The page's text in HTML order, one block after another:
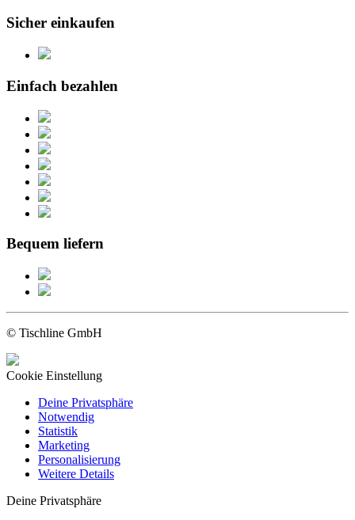
Sicher einkaufen
Einfach bezahlen
Bequem liefern
© Tischline GmbH
Cookie Einstellung
Deine Privatsphäre
Notwendig
Statistik
Marketing
Personalisierung
Weitere Details
Deine Privatsphäre